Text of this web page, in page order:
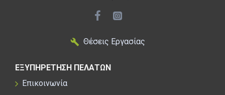
Θέσεις Εργασίας
ΕΞΥΠΗΡΕΤΗΣΗ ΠΕΛΑΤΩΝ
Επικοινωνία